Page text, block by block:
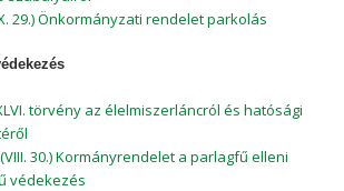
29.) Önkormányzati rendelet parkolás
törvény az élelmiszerláncról és hatósági
30.) Kormányrendelet a parlagfű elleni
védekezés